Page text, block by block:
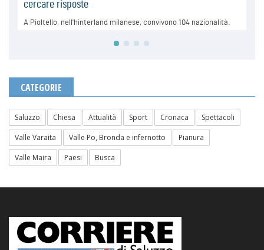
CATEGORIE
Saluzzo Chiesa Attualità Sport Cronaca
Spettacoli
Valle Varaita
Valle Po, Bronda e infernotto
Pianura
Valle Maira
Paesi Busca